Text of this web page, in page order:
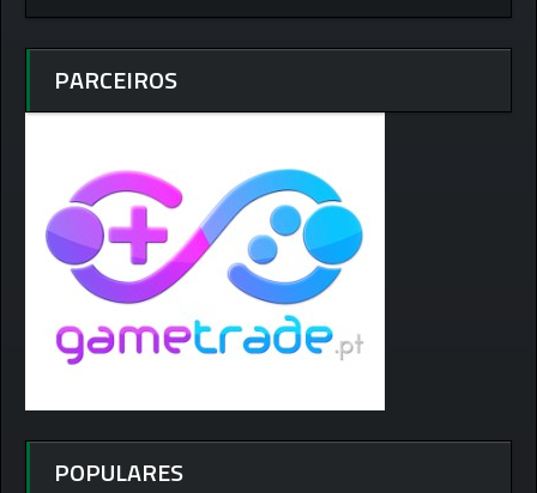
PARCEIROS
POPULARES